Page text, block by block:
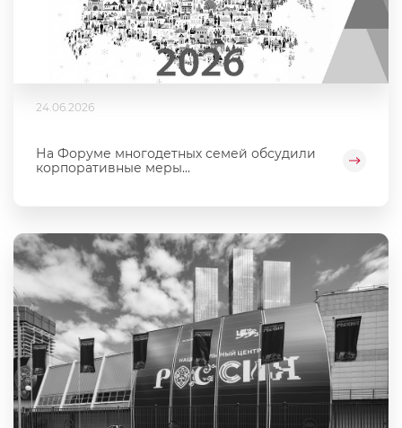
24.06.2026
На Форуме многодетных семей обсудили
корпоративные меры...